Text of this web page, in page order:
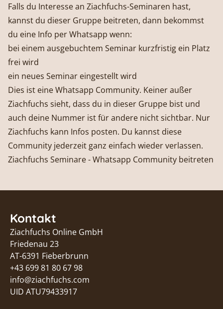
Falls du Interesse an Ziachfuchs-Seminaren hast,
kannst du dieser Gruppe beitreten, dann bekommst
du eine Info per Whatsapp wenn:
bei einem ausgebuchtem Seminar kurzfristig ein Platz
frei wird
ein neues Seminar eingestellt wird
Dies ist eine Whatsapp Community. Keiner außer
Ziachfuchs sieht, dass du in dieser Gruppe bist und
auch deine Nummer ist für andere nicht sichtbar. Nur
Ziachfuchs kann Infos posten. Du kannst diese
Community jederzeit ganz einfach wieder verlassen.
Ziachfuchs Seminare - Whatsapp Community beitreten
Kontakt
Ziachfuchs Online GmbH
Friedenau 23
AT-6391 Fieberbrunn
+43 699 81 80 67 98
info@ziachfuchs.com
UID ATU79433917